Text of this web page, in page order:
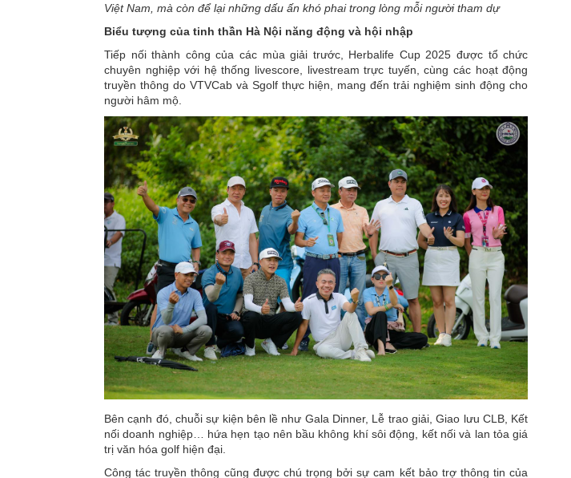
Việt Nam, mà còn để lại những dấu ấn khó phai trong lòng mỗi người tham dự
Biểu tượng của tinh thần Hà Nội năng động và hội nhập
Tiếp nối thành công của các mùa giải trước, Herbalife Cup 2025 được tổ chức
chuyên nghiệp với hệ thống livescore, livestream trực tuyến, cùng các hoạt động
truyền thông do VTVCab và Sgolf thực hiện, mang đến trải nghiệm sinh động cho
người hâm mộ.
Bên cạnh đó, chuỗi sự kiện bên lề như Gala Dinner, Lễ trao giải, Giao lưu CLB, Kết
nối doanh nghiệp… hứa hẹn tạo nên bầu không khí sôi động, kết nối và lan tỏa giá
trị văn hóa golf hiện đại.
Công tác truyền thông cũng được chú trọng bởi sự cam kết bảo trợ thông tin của